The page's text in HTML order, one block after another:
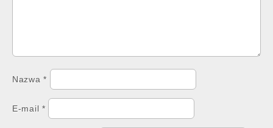
Nazwa*
E-mail *